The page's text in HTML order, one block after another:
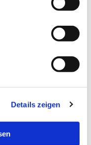
Details zeigen